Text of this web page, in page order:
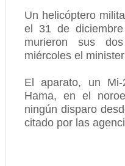
Un helicóptero
el 31 de
murieron sus
miércoles el
El aparato, un
Hama, en el
ningún disparo
citado por las